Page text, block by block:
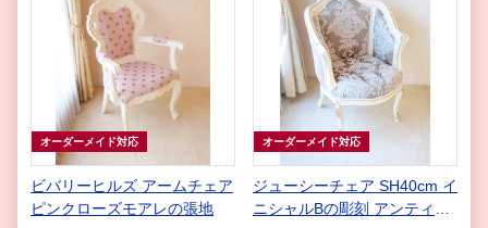
オーダーメイド対応
ビバリーヒルズ アームチェア
ピンクローズモアレの張地
オーダーメイド対応
ジューシーチェア SH40cm イ
ニシャルBの彫刻 アンティー